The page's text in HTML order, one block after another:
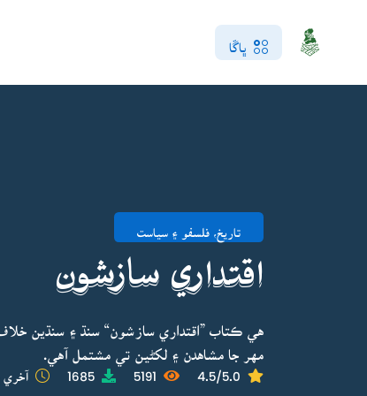
ڀاڱا
تاريخ، فلسفو ۽ سياست
اقتداري سازشون
هي ڪتاب ”اقتداري سازشون“ سنڌ ۽ سنڌين
مهر جا مشاهدن ۽ لکڻين تي مشتمل آهي.
4.5/5.0
5191
1685 آخري